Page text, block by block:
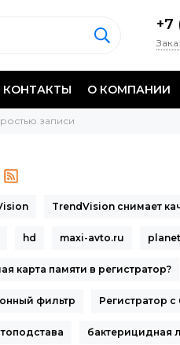
+7
КОНТАКТЫ O КОМПАНИИ
записи
TrendVision снимает
hd maxi-avto.ru
карта памяти в регистратор?
фильтр Регистратор
бактерицидная